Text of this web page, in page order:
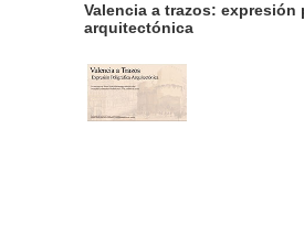
Valencia a trazos: expresión
arquitectónica